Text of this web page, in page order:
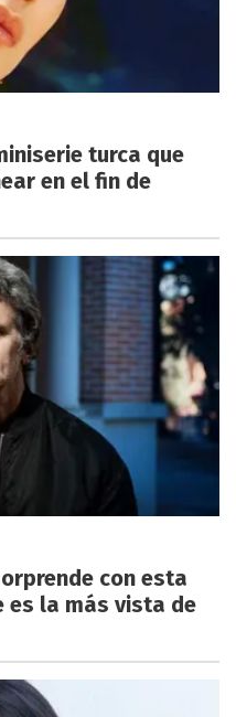
turca que
en el fin de
con esta
es la más vista de